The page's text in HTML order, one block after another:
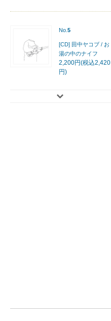
No. 5
[CD] 田中ヤコブ / お
湯の中のナイフ
2,200円(税込2,420
円)